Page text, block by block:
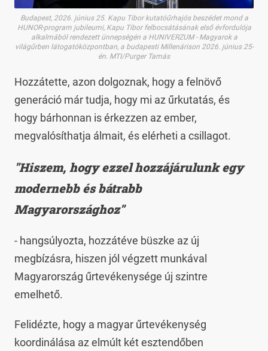
Budapest, 2026. június 25. Kapu Tibor kutatóűrhajós beszédet mond a
HUNOR-program jubileumi, Kapu Tibor felbocsátásának első évfordulója
alkalmából rendezett ünnepségén a HUNIVERZUM - Magyarok a
világűrben látogatóközpontban, a budapesti Millenárison 2026. június 25-
én. MTI/Purger Tamás
Hozzátette, azon dolgoznak, hogy a felnövő
generáció már tudja, hogy mi az űrkutatás, és
hogy bárhonnan is érkezzen az ember,
megvalósíthatja álmait, és elérheti a csillagot.
"Hiszem, hogy ezzel hozzájárulunk egy
modernebb és bátrabb
Magyarországhoz"
- hangsúlyozta, hozzátéve büszke az új
megbízásra, hiszen jól végzett munkával
Magyarország űrtevékenysége új szintre
emelhető.
Felidézte, hogy a magyar űrtevékenység
koordinálása az elmúlt két esztendőben